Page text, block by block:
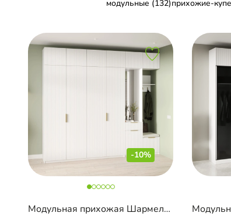
модульные (132)прихожие-
-10%
Модульная прихожая Шармель-5 Лайф